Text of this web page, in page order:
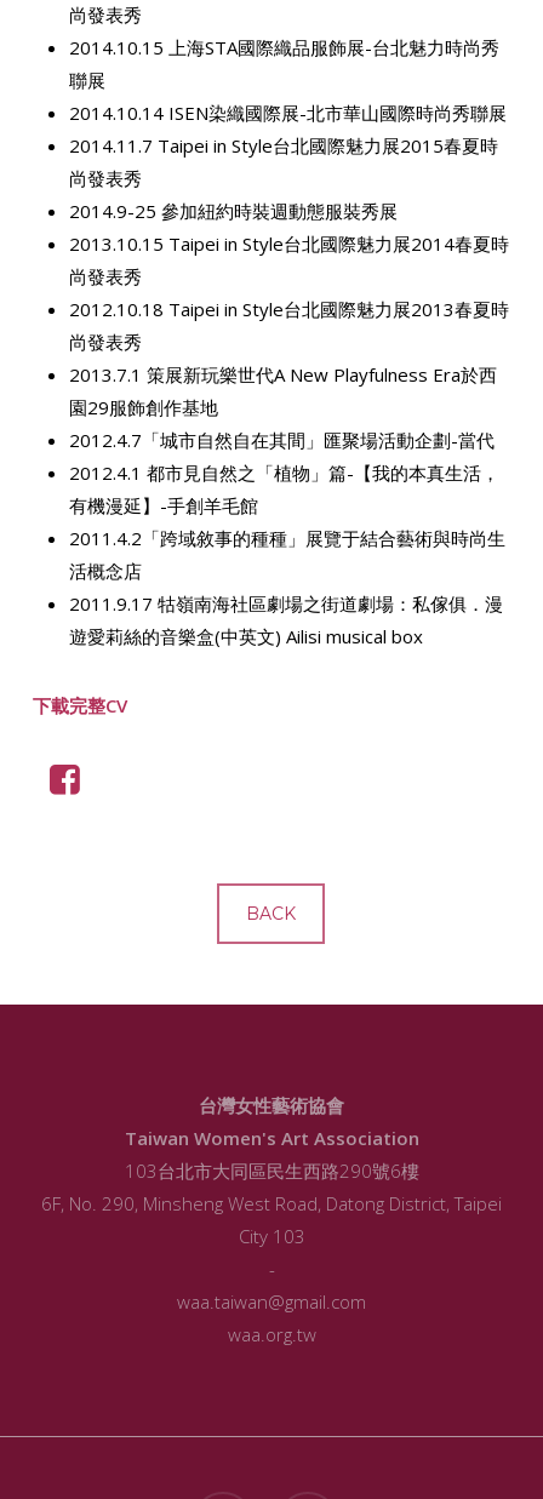
尚發表秀
2014.10.15 上海STA國際織品服飾展-台北魅力時尚秀
聯展
2014.10.14 ISEN染織國際展-北市華山國際時尚秀聯展
2014.11.7 Taipei in Style台北國際魅力展2015春夏時
尚發表秀
2014.9-25 參加紐約時裝週動態服裝秀展
2013.10.15 Taipei in Style台北國際魅力展2014春夏時
尚發表秀
2012.10.18 Taipei in Style台北國際魅力展2013春夏時
尚發表秀
2013.7.1 策展新玩樂世代A New Playfulness Era於西
園29服飾創作基地
2012.4.7「城市自然自在其間」匯聚場活動企劃-當代
2012.4.1 都市見自然之「植物」篇-【我的本真生活，
有機漫延】-手創羊毛館
2011.4.2「跨域敘事的種種」展覽于結合藝術與時尚生
活概念店
2011.9.17 牯嶺南海社區劇場之街道劇場：私傢俱．漫
遊愛莉絲的音樂盒(中英文) Ailisi musical box
下載完整CV
BACK
台灣女性藝術協會
Taiwan Women's Art Association
103台北市大同區民生西路290號6樓
6F, No. 290, Minsheng West Road, Datong District, Taipei
City 103
-
waa.taiwan@gmail.com
waa.org.tw